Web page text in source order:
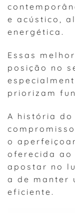
e acústico,
energética.
Essas
posição no
priorizam
A história
o
oferecida ao
apostar no
a de manter
eficiente.